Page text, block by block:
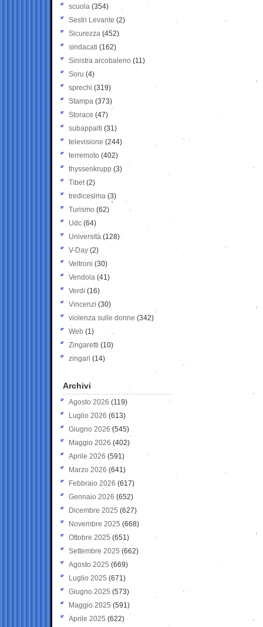
scuola (354)
Sestri Levante (2)
Sicurezza (452)
sindacati (162)
Sinistra arcobaleno (11)
Soru (4)
sprechi (319)
Stampa (373)
Storace (47)
subappalti (31)
televisione(244)
terremoto (402)
thyssenkrupp (3)
Tibet(2)
tredicesima (3)
Turismo (62)
Udc (64)
Università (128)
V-Day (2)
Veltroni (30)
Vendola (41)
Verdi (16)
Vincenzi (30)
violenza sulle donne (342)
Web (1)
Zingaretti (10)
zingari (14)
Archivi
Agosto 2026 (119)
Luglio 2026 (613)
Giugno 2026 (545)
Maggio 2026 (402)
Aprile 2026 (591)
Marzo 2026 (641)
Febbraio 2026 (617)
Gennaio 2026 (652)
Dicembre 2025 (627)
Novembre 2025 (668)
Ottobre 2025 (651)
Settembre 2025 (662)
Agosto 2025 (669)
Luglio 2025 (671)
Giugno 2025 (573)
Maggio 2025 (591)
Aprile 2025 (622)